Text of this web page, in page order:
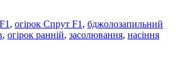
, огірок Спрут F1 , бджолозапильний
, огірок ранній, засолювання, насіння